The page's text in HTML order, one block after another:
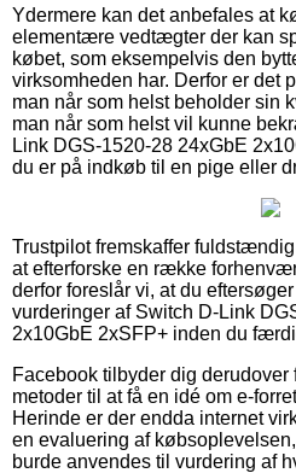
Ydermere kan det anbefales at
elementære vedtægter der kan
købet, som eksempelvis den
virksomheden har. Derfor er det
man når som helst beholder sin
man når som helst vil kunne
Link DGS-1520-28 24xGbE
du er på indkøb til en pige eller
Trustpilot fremskaffer
at efterforske en række
derfor foreslår vi, at du
vurderinger af Switch D-Link
2x10GbE 2xSFP+ inden du
Facebook tilbyder dig
metoder til at få en idé om e-
Herinde er der endda internet
en evaluering af
burde anvendes til vurdering af